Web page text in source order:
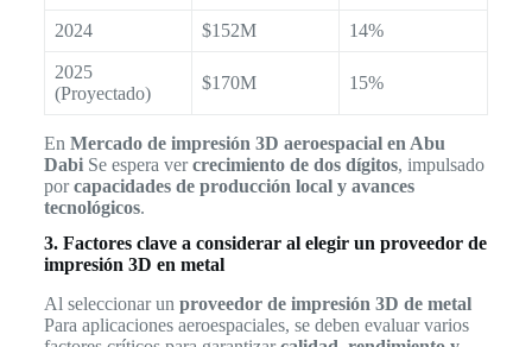
2024 $152M 14%
2025
(Proyectado)
$170M 15%
En Mercado de impresión 3D aeroespacial en Abu
DabiSe espera vercrecimiento de dos dígitos, impulsado
porcapacidades de producción local y avances
tecnológicos.
3. Factores clave a considerar al elegir un proveedor de
impresión 3D en metal
Al seleccionar un proveedor de impresión 3D de metal
Para aplicaciones aeroespaciales, se deben evaluar varios